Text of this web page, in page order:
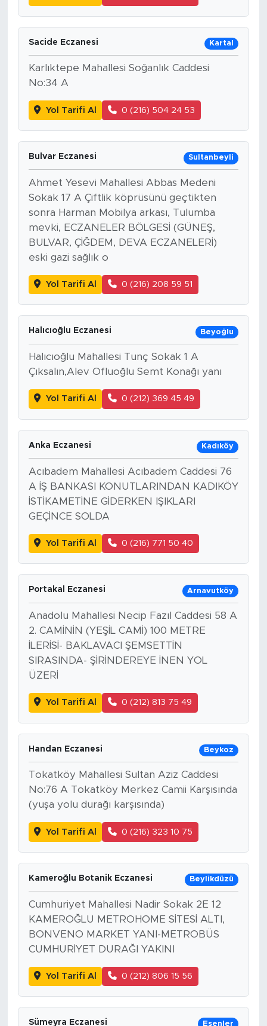
Sacide Eczanesi Kartal
Karlıktepe Mahallesi Soğanlık Caddesi
No:34 A
Yol Tarifi Al 0 (216) 504 24 53
Bulvar Eczanesi Sultanbeyli
Ahmet Yesevi Mahallesi Abbas Medeni
Sokak 17 A Çiftlik köprüsünü geçtikten
sonra Harman Mobilya arkası, Tulumba
mevki, ECZANELER BÖLGESİ (GÜNEŞ,
BULVAR, ÇİĞDEM, DEVA ECZANELERİ)
eski gazi sağlık o
Yol Tarifi Al 0 (216) 208 59 51
Halıcıoğlu Eczanesi Beyoğlu
Halıcıoğlu Mahallesi Tunç Sokak 1 A
Çıksalın,Alev Ofluoğlu Semt Konağı yanı
Yol Tarifi Al 0 (212) 369 45 49
Anka Eczanesi Kadıköy
Acıbadem Mahallesi Acıbadem Caddesi 76
A İŞ BANKASI KONUTLARINDAN KADIKÖY
İSTİKAMETİNE GİDERKEN IŞIKLARI
GEÇİNCE SOLDA
Yol Tarifi Al 0 (216) 771 50 40
Portakal Eczanesi Arnavutköy
Anadolu Mahallesi Necip Fazıl Caddesi 58 A
2. CAMİNİN (YEŞİL CAMİ) 100 METRE
İLERİSİ- BAKLAVACI ŞEMSETTİN
SIRASINDA- ŞİRİNDEREYE İNEN YOL
ÜZERİ
Yol Tarifi Al 0 (212) 813 75 49
Handan Eczanesi Beykoz
Tokatköy Mahallesi Sultan Aziz Caddesi
No:76 A Tokatköy Merkez Camii Karşısında
(yuşa yolu durağı karşısında)
Yol Tarifi Al 0 (216) 323 10 75
Kameroğlu Botanik Eczanesi Beylikdüzü
Cumhuriyet Mahallesi Nadir Sokak 2E 12
KAMEROĞLU METROHOME SİTESİ ALTI,
BONVENO MARKET YANI-METROBÜS
CUMHURİYET DURAĞI YAKINI
Yol Tarifi Al 0 (212) 806 15 56
Sümeyra Eczanesi Esenler